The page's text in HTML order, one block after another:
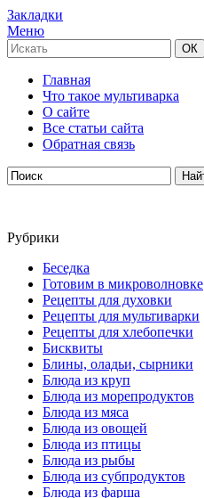
Закладки
Меню
Главная
Что такое мультиварка
О сайте
Все статьи сайта
Обратная связь
Рубрики
Беседка
Готовим в микроволновке
Рецепты для духовки
Рецепты для мультиварки
Рецепты для хлебопечки
Бисквиты
Блины, оладьи, сырники
Блюда из круп
Блюда из морепродуктов
Блюда из мяса
Блюда из овощей
Блюда из птицы
Блюда из рыбы
Блюда из субпродуктов
Блюда из фарша